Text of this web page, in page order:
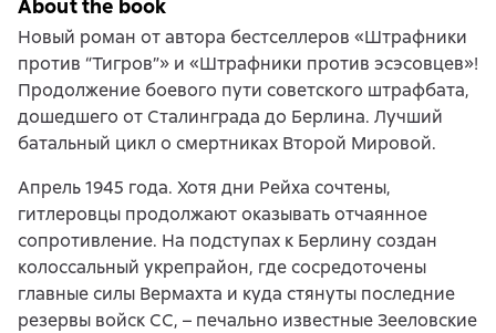
About the book
Новый роман от автора бестселлеров «Штрафники
против “Тигров”» и «Штрафники против эсэсовцев»!
Продолжение боевого пути советского штрафбата,
дошедшего от Сталинграда до Берлина. Лучший
батальный цикл о смертниках Второй Мировой.
Апрель 1945 года. Хотя дни Рейха сочтены,
гитлеровцы продолжают оказывать отчаянное
сопротивление. На подступах к Берлину создан
колоссальный укрепрайон, где сосредоточены
главные силы Вермахта и куда стянуты последние
резервы войск СС, – печально известные Зееловские